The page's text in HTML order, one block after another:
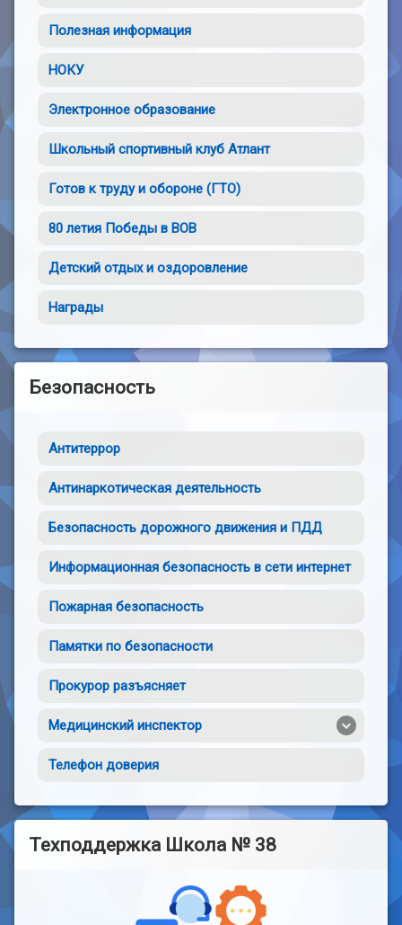
Полезная информация
НОКУ
Электронное образование
Школьный спортивный клуб Атлант
Готов к труду и обороне (ГТО)
80 летия Победы в ВОВ
Детский отдых и оздоровление
Награды
Безопасность
Антитеррор
Антинаркотическая деятельность
Безопасность дорожного движения и ПДД
Информационная безопасность в сети интернет
Пожарная безопасность
Памятки по безопасности
Прокурор разъясняет
Медицинский инспектор
Телефон доверия
Техподдержка Школа № 38